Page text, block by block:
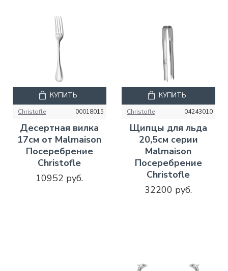
Christofle 00018015
Десертная вилка
17см от Malmaison
Посеребрение
Christofle
10952 руб.
КУПИТЬ
Christofle 04243010
Щипцы для льда
20,5см серии
Malmaison
Посеребрение
Christofle
32200 руб.
КУПИТЬ